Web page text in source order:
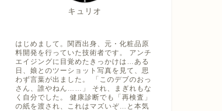
キュリオ
はじめまして。関西出身、元・化粧品原
料開発を行っていた技術者です。 アンチ
エイジングに目覚めたきっかけは…ある
日、娘とのツーショット写真を見て、思
わず言葉が出ました。 「このデブのおっ
さん、誰やねん……」 それ、まぎれもな
く自分でした。 健康診断でも「再検査」
の紙を渡され、これはマズいぞ…と本気